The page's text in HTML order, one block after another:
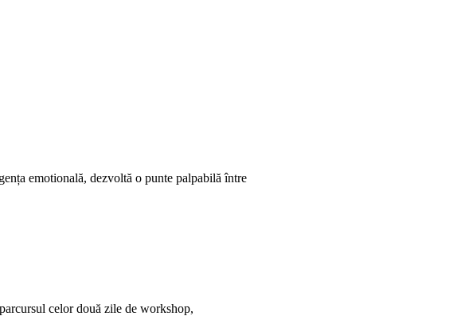
emotională, dezvoltă o punte palpabilă între
celor două zile de workshop,